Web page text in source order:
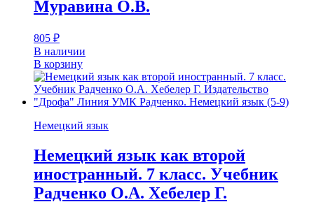
Муравина О.В.
805 ₽
В наличии
В корзину
Немецкий язык
Немецкий язык как второй
иностранный. 7 класс. Учебник
Радченко О.А. Хебелер Г.